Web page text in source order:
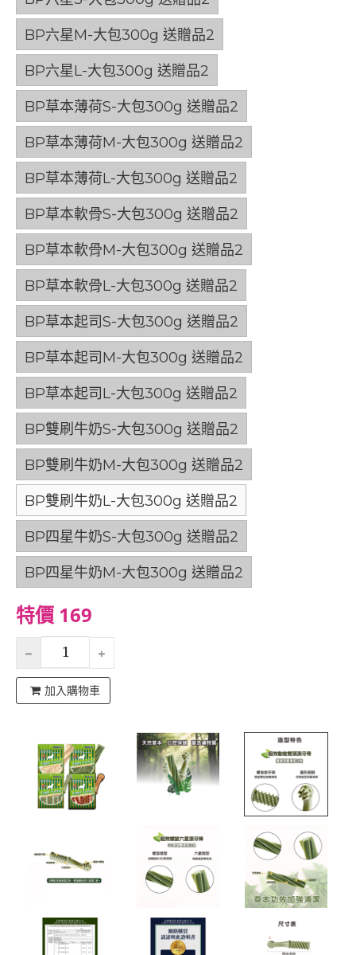
BP六星M-大包300g 送贈品2
BP六星L-大包300g 送贈品2
BP草本薄荷S-大包300g 送贈品2
BP草本薄荷M-大包300g 送贈品2
BP草本薄荷L-大包300g 送贈品2
BP草本軟骨S-大包300g 送贈品2
BP草本軟骨M-大包300g 送贈品2
BP草本軟骨L-大包300g 送贈品2
BP草本起司S-大包300g 送贈品2
BP草本起司M-大包300g 送贈品2
BP草本起司L-大包300g 送贈品2
BP雙刷牛奶S-大包300g 送贈品2
BP雙刷牛奶M-大包300g 送贈品2
BP雙刷牛奶L-大包300g 送贈品2
BP四星牛奶S-大包300g 送贈品2
BP四星牛奶M-大包300g 送贈品2
特價 169
加入購物車